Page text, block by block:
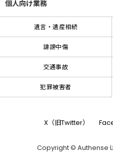
個人向け業務
遺言・遺産相続
誹謗中傷
交通事故
犯罪被害者
X（旧Twitter）
Copyright © Authense